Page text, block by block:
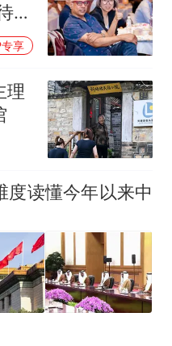
入
享
理
度读懂今年以来中